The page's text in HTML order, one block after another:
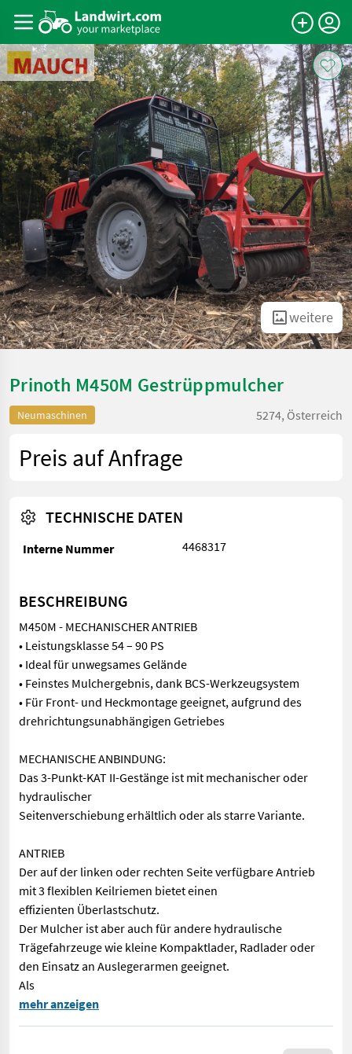
weitere
Prinoth M450M Gestrüppmulcher
Neumaschinen 5274, Österreich
Preis auf Anfrage
TECHNISCHE DATEN
Interne Nummer 4468317
BESCHREIBUNG
M450M - MECHANISCHER ANTRIEB
• Leistungsklasse 54 – 90 PS
• Ideal für unwegsames Gelände
• Feinstes Mulchergebnis, dank BCS-Werkzeugsystem
• Für Front- und Heckmontage geeignet, aufgrund des
drehrichtungsunabhängigen Getriebes
MECHANISCHE ANBINDUNG:
Das 3-Punkt-KAT II-Gestänge ist mit mechanischer oder
hydraulischer
Seitenverschiebung erhältlich oder als starre Variante.
ANTRIEB
Der auf der linken oder rechten Seite verfügbare Antrieb
mit 3 flexiblen Keilriemen bietet einen
effizienten Überlastschutz.
Der Mulcher ist aber auch für andere hydraulische
Trägefahrzeuge wie kleine Kompaktlader, Radlader oder
den Einsatz an Auslegerarmen geeignet.
Als
M450M - MECHANISCHER ANTRIEB • Leistungsklasse 54 –
mehr anzeigen